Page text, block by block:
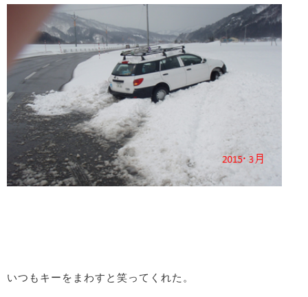
いつもキーをまわすと笑ってくれた。